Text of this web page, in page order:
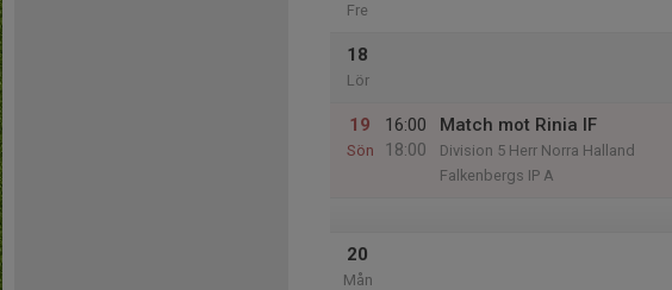
Fre
18
Lör
19
Sön
16:00
18:00
Match mot Rinia IF
Division 5 Herr Norra Halland
Falkenbergs IP A
20
Mån